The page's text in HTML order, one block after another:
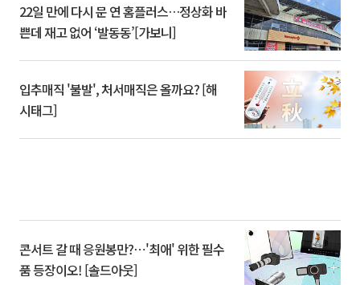
22일 만에 다시 문 연 홈플러스…정상화 바
쁜데 재고 없어 ‘발동동’[가보니]
입추매직 '불발', 처서매직은 올까요? [해
시태그]
콘서트 갈 때 응원봉만?⋯'최애' 위한 필수
품 등장이오! [솔드아웃]